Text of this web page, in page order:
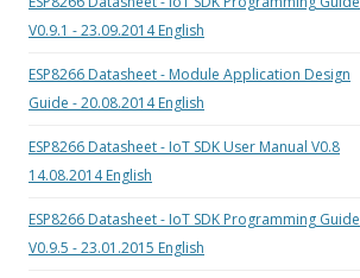
V0.9.1 - 23.09.2014 English
ESP8266 Datasheet - Module Application Design
Guide - 20.08.2014 English
ESP8266 Datasheet - IoT SDK User Manual V0.8
14.08.2014 English
ESP8266 Datasheet - IoT SDK Programming Guide
V0.9.5 - 23.01.2015 English